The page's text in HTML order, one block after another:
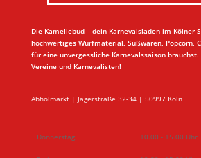
Die Kamellebud – dein Karnevalsladen im Kölner
hochwertiges Wurfmaterial, Süßwaren, Popcorn,
für eine unvergessliche Karnevalssaison
Vereine und Karnevalisten!
Abholmarkt | Jägerstraße 32-34 | 50997 Köln
Donnerstag 10.00 - 15.00 Uhr